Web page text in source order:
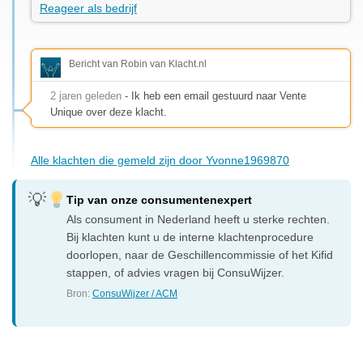
Reageer als bedrijf
Bericht van Robin van Klacht.nl
2 jaren geleden - Ik heb een email gestuurd naar Vente
Unique over deze klacht.
Alle klachten die gemeld zijn door Yvonne1969870
Tip van onze consumentenexpert
Als consument in Nederland heeft u sterke rechten.
Bij klachten kunt u de interne klachtenprocedure
doorlopen, naar de Geschillencommissie of het Kifid
stappen, of advies vragen bij ConsuWijzer.
Bron:ConsuWijzer / ACM